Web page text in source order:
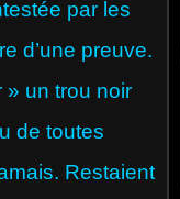
par les
d’une preuve.
» un trou noir
de toutes
Restaient